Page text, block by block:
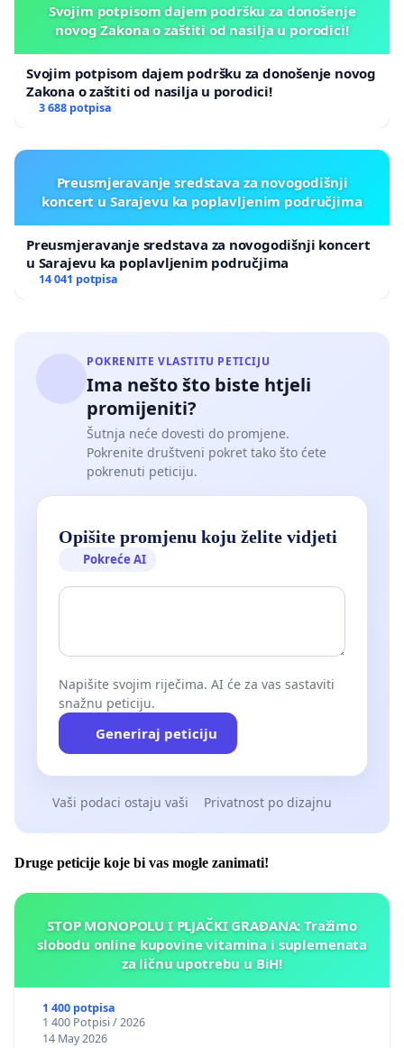
Svojim potpisom dajem podršku za donošenje
novog Zakona o zaštiti od nasilja u porodici!
Svojim potpisom dajem podršku za donošenje novog
Zakona o zaštiti od nasilja u porodici!
3 688 potpisa
Preusmjeravanje sredstava za novogodišnji
koncert u Sarajevu ka poplavljenim područjima
Preusmjeravanje sredstava za novogodišnji koncert
u Sarajevu ka poplavljenim područjima
14 041 potpisa
POKRENITE VLASTITU PETICIJU
Ima nešto što biste htjeli
promijeniti?
Šutnja neće dovesti do promjene.
Pokrenite društveni pokret tako što ćete
pokrenuti peticiju.
Opišite promjenu koju želite vidjeti
Pokreće AI
Napišite svojim riječima. AI će za vas sastaviti
snažnu peticiju.
Generiraj peticiju
Vaši podaci ostaju vaši Privatnost po dizajnu
Druge peticije koje bi vas mogle zanimati!
STOP MONOPOLU I PLJAČKI GRAĐANA: Tražimo
slobodu online kupovine vitamina i suplemenata
za ličnu upotrebu u BiH!
1 400 potpisa
1 400 Potpisi / 2026
14 May 2026